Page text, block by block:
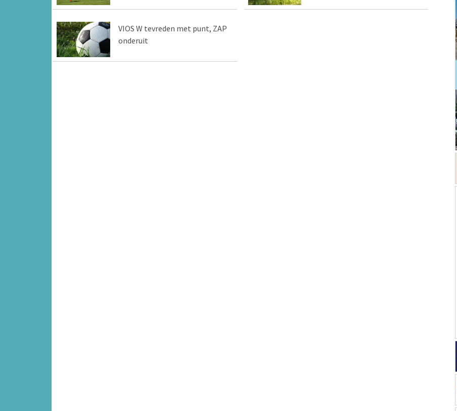
VIOS W tevreden met punt, ZAP
onderuit